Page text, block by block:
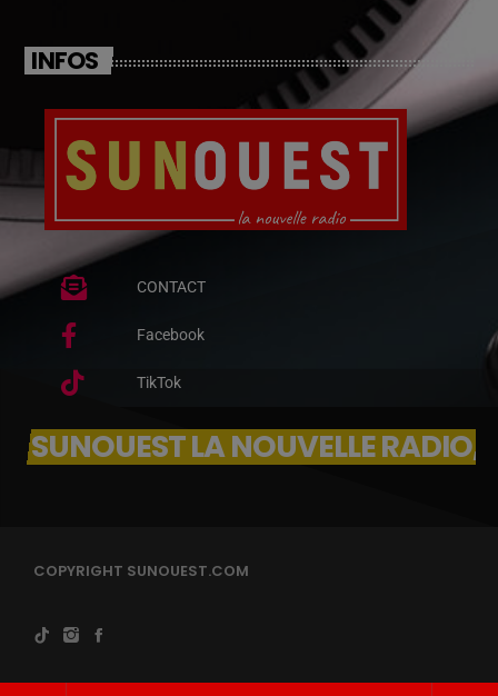
INFOS
CONTACT
Facebook
TikTok
SUNOUEST LA NOUVELLE RADIO,
COPYRIGHT SUNOUEST.COM